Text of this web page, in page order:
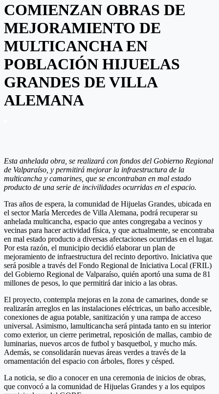
COMIENZAN OBRAS DE
MEJORAMIENTO DE
MULTICANCHA EN
POBLACIÓN HIJUELAS
GRANDES DE VILLA
ALEMANA
Esta anhelada obra, se realizará con fondos del Gobierno Regional
de Valparaíso, y permitirá mejorar la infraestructura de la
multicancha y camarines, que se encontraban en mal estado
producto de una serie de incivilidades ocurridas en el espacio.
Tras años de espera, la comunidad de Hijuelas Grandes, ubicada en
el sector María Mercedes de Villa Alemana, podrá recuperar su
anhelada multicancha, espacio que antes congregaba a vecinos y
vecinas para hacer actividad física, y que actualmente, se encontraba
en mal estado producto a diversas afectaciones ocurridas en el lugar.
Por esta razón, el municipio decidió elaborar un plan de
mejoramiento de infraestructura del recinto deportivo. Iniciativa que
será posible a través del Fondo Regional de Iniciativa Local (FRIL)
del Gobierno Regional de Valparaíso, quién aportó una suma de 81
millones de pesos, lo que permitirá dar inicio a las obras.
El proyecto, contempla mejoras en la zona de camarines, donde se
realizarán arreglos en las instalaciones eléctricas, un baño accesible,
conexiones de agua potable, sanitización y una rampa de acceso
universal. Asimismo, lamulticancha será pintada tanto en su interior
como exterior, un cierre perimetral, reposición de mallas, cambio de
luminarias, nuevos arcos de futbol y basquetbol, y mucho más.
Además, se consolidarán nuevas áreas verdes a través de la
ornamentación del espacio con árboles, flores y césped.
La noticia, se dio a conocer en una ceremonia de inicios de obras,
que convocó a la comunidad de Hijuelas Grandes y a los equipos